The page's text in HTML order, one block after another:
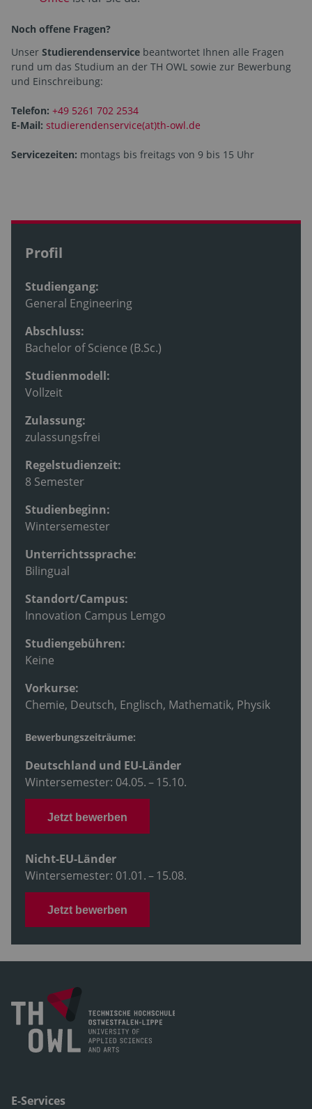
Noch offene Fragen?
Unser Studierendenservice beantwortet Ihnen alle Fragen
rund um das Studium an der TH OWL sowie zur Bewerbung
und Einschreibung:
Telefon: +49 5261 702 2534
E-Mail: studierendenservice(at)th-owl.de
Servicezeiten: montags bis freitags von 9 bis 15 Uhr
Profil
Studiengang:
General Engineering
Abschluss:
Bachelor of Science (B.Sc.)
Studienmodell:
Vollzeit
Zulassung:
zulassungsfrei
Regelstudienzeit:
8 Semester
Studienbeginn:
Wintersemester
Unterrichtssprache:
Bilingual
Standort/Campus:
Innovation Campus Lemgo
Studiengebühren:
Keine
Vorkurse:
Chemie, Deutsch, Englisch, Mathematik, Physik
Bewerbungszeiträume:
Deutschland und EU-Länder
Wintersemester: 04.05. – 15.10.
Jetzt bewerben
Nicht-EU-Länder
Wintersemester: 01.01. – 15.08.
Jetzt bewerben
E-Services